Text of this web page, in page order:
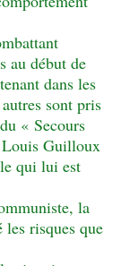
au début de
dans les
sont pris
« Secours
Louis Guilloux
qui lui est
la
risques que